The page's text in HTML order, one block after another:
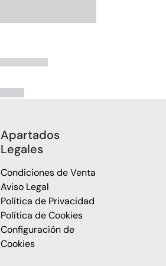
Apartados
Legales
Condiciones de Venta
Aviso Legal
Política de Privacidad
Política de Cookies
Configuración de
Cookies